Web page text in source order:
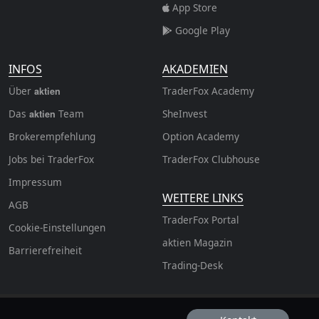
App Store
Google Play
INFOS
Über aktien
Das aktien Team
Brokerempfehlung
Jobs bei TraderFox
Impressum
AGB
Cookie-Einstellungen
Barrierefreiheit
AKADEMIEN
TraderFox Academy
SheInvest
Option Academy
TraderFox Clubhouse
WEITERE LINKS
TraderFox Portal
aktien Magazin
Trading-Desk